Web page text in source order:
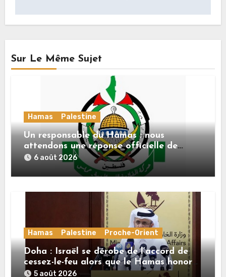
Sur Le Même Sujet
Hamas Palestine
Un responsable du Hamas : nous
attendons une réponse officielle de
Mladenov concernant la feuille de route
de la deuxième phase de l’accord
6 août 2026
Hamas Palestine Proche-Orient
Doha : Israël se dérobe de l’accord de
cessez-le-feu alors que le Hamas honore
ses engagements
5 août 2026